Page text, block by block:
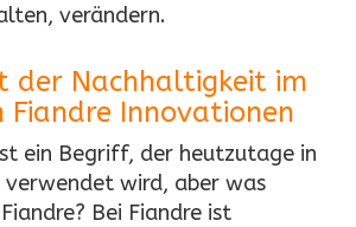
verändern.
der Nachhaltigkeit im
Fiandre Innovationen
ein Begriff, der heutzutage in
verwendet wird, aber was
Bei Fiandre ist